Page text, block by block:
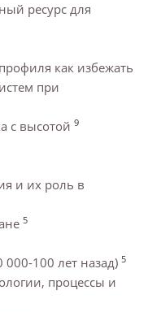
ресурс для
как избежать
при
с высотой 9
и их роль в
5
100 лет назад) 5
процессы и